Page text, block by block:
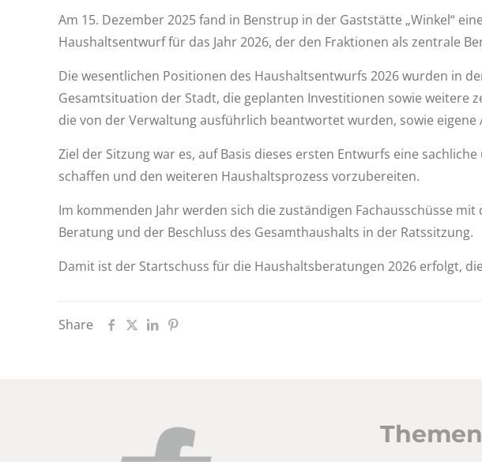
Am 15. Dezember 2025 fand in Benstrup in der Gaststätte „Winkel“
Haushaltsentwurf für das Jahr 2026, der den Fraktionen als zentrale
Die wesentlichen Positionen des Haushaltsentwurfs 2026 wurden in
Gesamtsituation der Stadt, die geplanten Investitionen sowie weitere
die von der Verwaltung ausführlich beantwortet wurden, sowie
Ziel der Sitzung war es, auf Basis dieses ersten Entwurfs eine
schaffen und den weiteren Haushaltsprozess vorzubereiten.
Im kommenden Jahr werden sich die zuständigen Fachausschüsse
Beratung und der Beschluss des Gesamthaushalts in der Ratssitzung.
Damit ist der Startschuss für die Haushaltsberatungen 2026 erfolgt,
Share
Themen